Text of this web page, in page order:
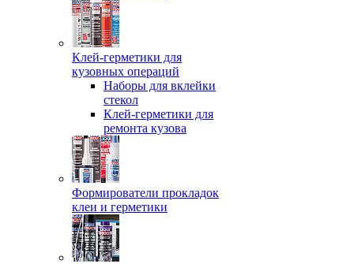
Клей-герметики для
кузовных операций
Наборы для вклейки
стекол
Клей-герметики для
ремонта кузова
Формирователи прокладок
клеи и герметики